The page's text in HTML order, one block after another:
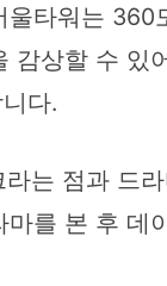
타워는
감상할 수
다.
는 점과 드
를 본 후